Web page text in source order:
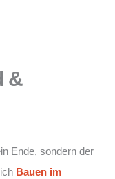
&
Ende, sondern der
Bauen im